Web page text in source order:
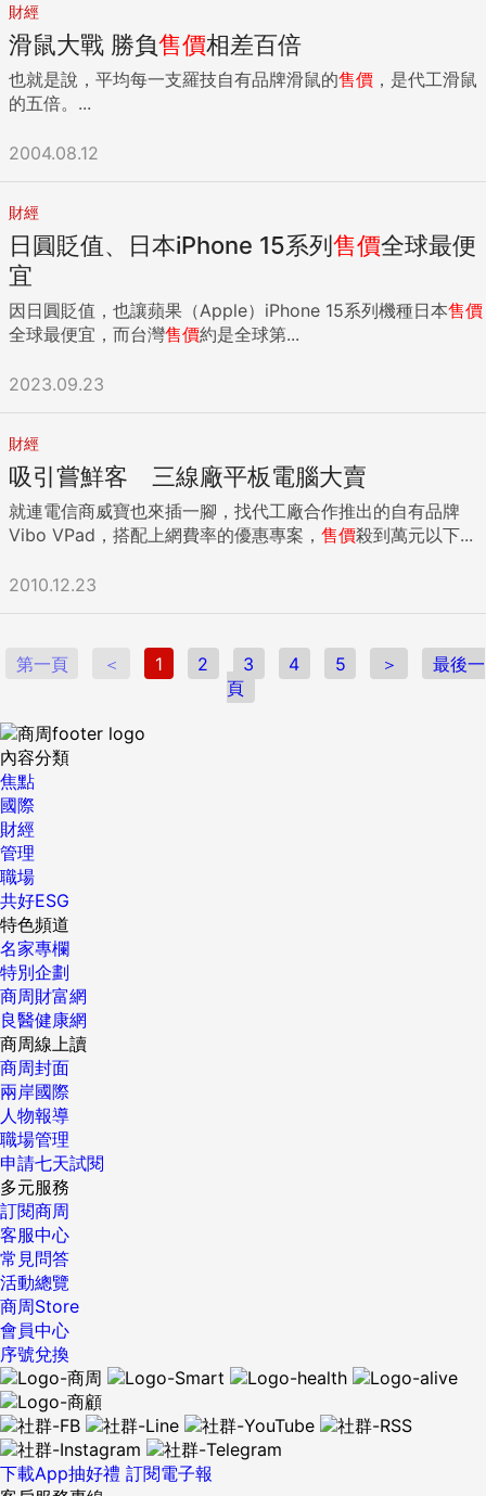
元。2022年上市的「iPhone SE」上漲5000日元，調價至
6.28萬日元（約新台幣14,000元）起。 來源：日經中文網 除
了6月已重新定價的個人電腦「Mac」系列，此次調價涉及蘋
果的多種産品。平板電腦「iPad」的價格上漲25％，調整至
4.98萬日元起，手錶型終端「Apple Watch」的各機型也都上
上iPhone等主要産品的價格並未發生變化。此次漲價被認為僅
針對春季以後日元急劇貶值的日本市場。關於在日本漲價的原
因，蘋果方面並未做出解釋。 蘋果首席財務官（CFO）Luca
Maestri在4月28日的財報説明會上表示：「美元一直在升值，
這是一個問題」。由於在海外賺取的收益換算成美元會減少，
馬斯特里預測稱，這將成為2022年4～6月銷售額同比增幅收
窄的主要原因。 （本文轉載自日經中文網，不代表本社立場）
【更多日經中文】特斯拉利潤逼近豐田的原動力：無需週轉資
財經
滑鼠大戰 勝負售價相差百倍
也就是說，平均每一支羅技自有品牌滑鼠的售價 ，是代工滑鼠
的五倍。...
2004.08.12
財經
日圓貶值、日本iPhone 15系列售價全球最便
宜
因日圓貶值，也讓蘋果（Apple）iPhone 15系列機種日本售價
全球最便宜，而台灣售價約是全球第...
2023.09.23
財經
吸引嘗鮮客 三線廠平板電腦大賣
就連電信商威寶也來插一腳，找代工廠合作推出的自有品牌
Vibo VPad，搭配上網費率的優惠專案， 售價殺到萬元以下...
2010.12.23
第一頁 ＜ 1 2 3 4 5 ＞
最後一
頁
內容分類
焦點
國際
財經
管理
職場
共好ESG
特色頻道
名家專欄
特別企劃
商周財富網
良醫健康網
商周線上讀
商周封面
兩岸國際
人物報導
職場管理
申請七天試閱
多元服務
訂閱商周
客服中心
常見問答
活動總覽
商周Store
會員中心
序號兌換
下載App抽好禮 訂閱電子報